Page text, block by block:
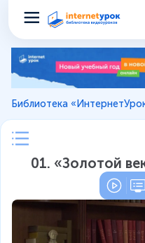
Библиотека
01. «Золотой